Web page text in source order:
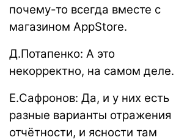
почему-то всегда вместе с
магазином AppStore.
Д.Потапенко: А это
некорректно, на самом деле.
Е.Сафронов: Да, и у них есть
разные варианты отражения
отчётности, и ясности там